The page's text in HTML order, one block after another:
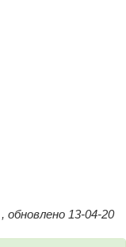
обновлено 13-04-20